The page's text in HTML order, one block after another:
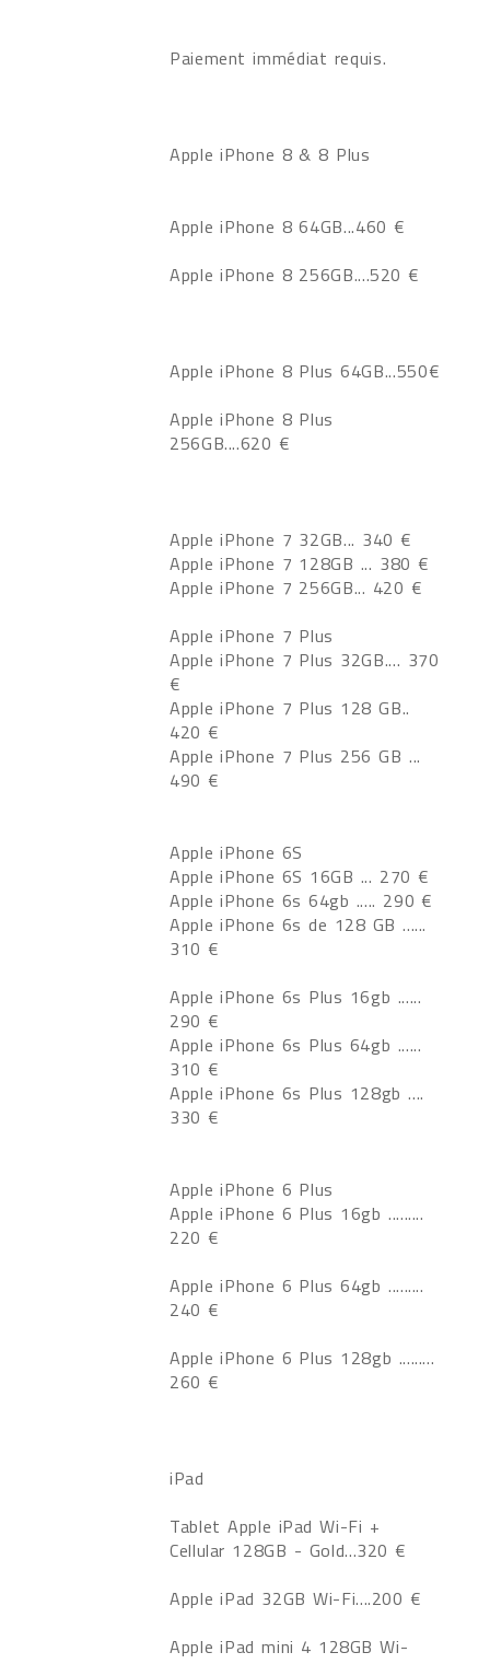
Paiement immédiat requis.
Apple iPhone 8 & 8 Plus
Apple iPhone 8 64GB...460 €
Apple iPhone 8 256GB....520 €
Apple iPhone 8 Plus 64GB...550€
Apple iPhone 8 Plus
256GB....620 €
Apple iPhone 7 32GB... 340 €
Apple iPhone 7 128GB ... 380 €
Apple iPhone 7 256GB... 420 €
Apple iPhone 7 Plus
Apple iPhone 7 Plus 32GB.... 370
€
Apple iPhone 7 Plus 128 GB..
420 €
Apple iPhone 7 Plus 256 GB ...
490 €
Apple iPhone 6S
Apple iPhone 6S 16GB ... 270 €
Apple iPhone 6s 64gb ..... 290 €
Apple iPhone 6s de 128 GB ......
310 €
Apple iPhone 6s Plus 16gb ......
290 €
Apple iPhone 6s Plus 64gb ......
310 €
Apple iPhone 6s Plus 128gb ....
330 €
Apple iPhone 6 Plus
Apple iPhone 6 Plus 16gb .........
220 €
Apple iPhone 6 Plus 64gb .........
240 €
Apple iPhone 6 Plus 128gb .........
260 €
iPad
Tablet Apple iPad Wi-Fi +
Cellular 128GB - Gold...320 €
Apple iPad 32GB Wi-Fi....200 €
Apple iPad mini 4 128GB Wi-